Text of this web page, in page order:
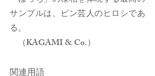
サンプルは、ピン芸人のヒロシであ
る。
（KAGAMI & Co.）
関連用語